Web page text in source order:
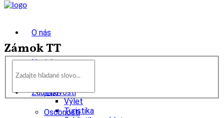
O nás
Novinky
Tipy
Výlet
Turistika
Zaujímavosti
Osobnosti
Zámok TT